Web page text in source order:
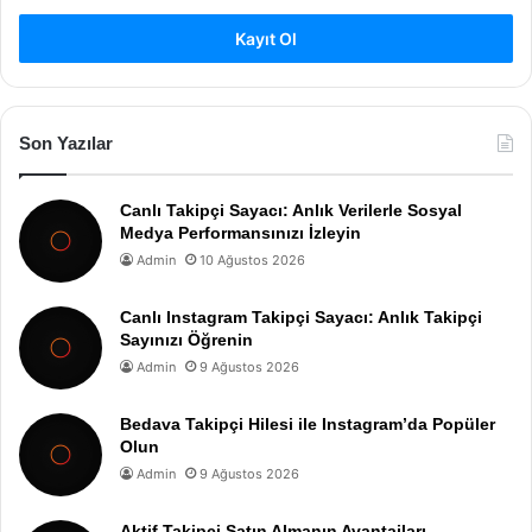
Kayıt Ol
Son Yazılar
Canlı Takipçi Sayacı: Anlık Verilerle Sosyal
Medya Performansınızı İzleyin
Admin 10 Ağustos 2026
Canlı Instagram Takipçi Sayacı: Anlık Takipçi
Sayınızı Öğrenin
Admin 9 Ağustos 2026
Bedava Takipçi Hilesi ile Instagram’da Popüler
Olun
Admin 9 Ağustos 2026